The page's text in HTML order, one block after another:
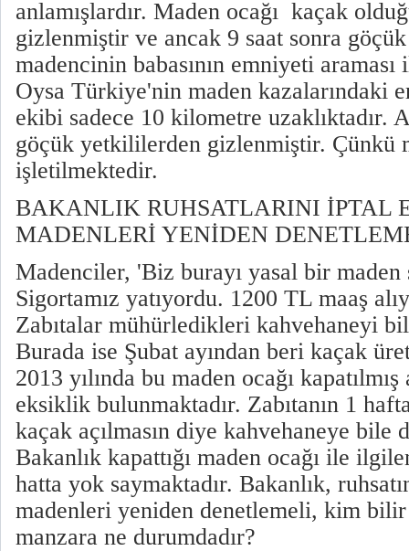
anlamışlardır. Maden ocağı kaçak
gizlenmiştir ve ancak 9 saat sonra
madencinin babasının emniyeti araması
Oysa Türkiye'nin maden kazalarındaki
ekibi sadece 10 kilometre uzaklıktadır.
göçük yetkililerden gizlenmiştir. Çünkü
işletilmektedir.
BAKANLIK RUHSATLARINI İPTAL
MADENLERİ YENİDEN
Madenciler, 'Biz burayı yasal bir maden
Sigortamız yatıyordu. 1200 TL maaş
Zabıtalar mühürledikleri kahvehaneyi
Burada ise Şubat ayından beri kaçak
2013 yılında bu maden ocağı
eksiklik bulunmaktadır. Zabıtanın 1
kaçak açılmasın diye kahvehaneye bile
Bakanlık kapattığı maden ocağı ile
hatta yok saymaktadır. Bakanlık,
madenleri yeniden denetlemeli, kim
manzara ne durumdadır?